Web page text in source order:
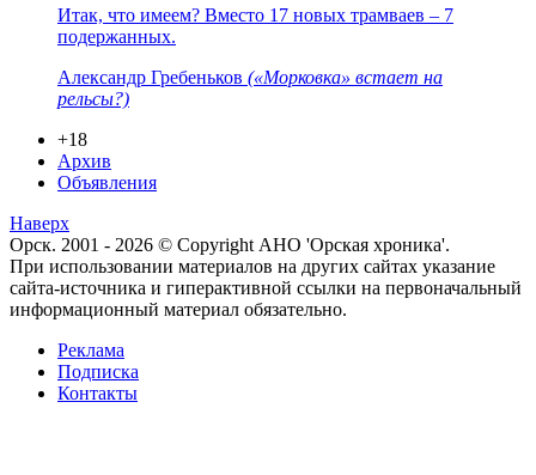
Итак, что имеем? Вместо 17 новых трамваев – 7
подержанных.
Александр Гребеньков («Морковка» встает на
рельсы?)
+18
Архив
Объявления
Наверх
Орск. 2001 - 2026 © Copyright АНО 'Орская хроника'.
При использовании материалов на других сайтах указание
сайта-источника и гиперактивной ссылки на первоначальный
информационный материал обязательно.
Реклама
Подписка
Контакты